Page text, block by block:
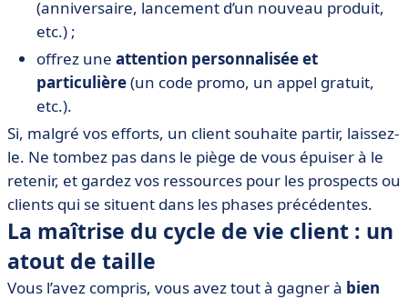
(anniversaire, lancement d’un nouveau produit,
etc.) ;
offrez une attention personnalisée et
particulière(un code promo, un appel gratuit,
etc.).
Si, malgré vos efforts, un client souhaite partir, laissez-
le. Ne tombez pas dans le piège de vous épuiser à le
retenir, et gardez vos ressources pour les prospects ou
clients qui se situent dans les phases précédentes.
La maîtrise du cycle de vie client : un
atout de taille
Vous l’avez compris, vous avez tout à gagner à bien